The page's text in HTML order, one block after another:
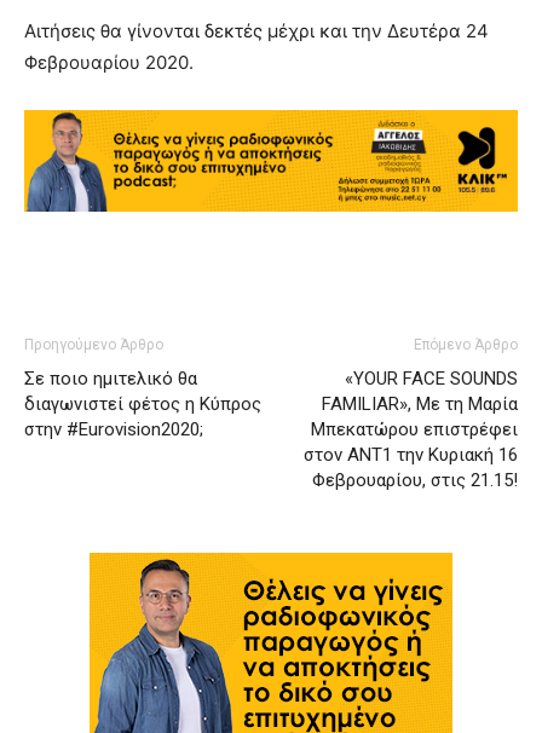
Αιτήσεις θα γίνονται δεκτές μέχρι και την Δευτέρα 24
Φεβρουαρίου 2020.
Προηγούμενο Άρθρο
Σε ποιο ημιτελικό θα
διαγωνιστεί φέτος η Κύπρος
στην #Eurovision2020;
Επόμενο Άρθρο
«YOUR FACE SOUNDS
FAMILIAR», Με τη Μαρία
Μπεκατώρου επιστρέφει
στον ΑΝΤ1 την Κυριακή 16
Φεβρουαρίου, στις 21.15!